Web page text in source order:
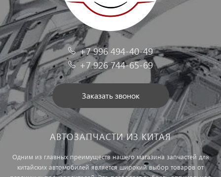
+7 996 494-40-49
+7 926 744-65-69
Заказать звонок
АВТОЗАПЧАСТИ ИЗ КИТАЯ
Одним из главных преимуществ нашего магазина запчастей для
китайских автомобилей является широкий выбор товаров от